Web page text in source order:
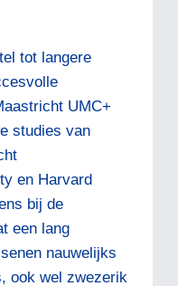
tot langere
UMC+
studies van
en Harvard
bij de
een lang
nauwelijks
ook wel zwezerik